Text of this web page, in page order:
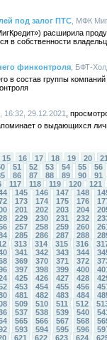
под залог ПТС , МФК
расширила
в собственности
финконтроля , БФТ-
состав группы компаний
16:32, 29.12.2021
о выдающихся
15 16 17 18 19 20 21
51 52 53 54 55 56
86 87 88 89 90 91
117 118 119 120 121
145 146 147 148
173 174 175 176
201 202 203 204
229 230 231 232
257 258 259 260
285 286 287 288
313 314 315 316
341 342 343 344
369 370 371 372
397 398 399 400
425 426 427 428
453 454 455 456
481 482 483 484
509 510 511 512
537 538 539 540
565 566 567 568
593 594 595 596
621 622 623 624